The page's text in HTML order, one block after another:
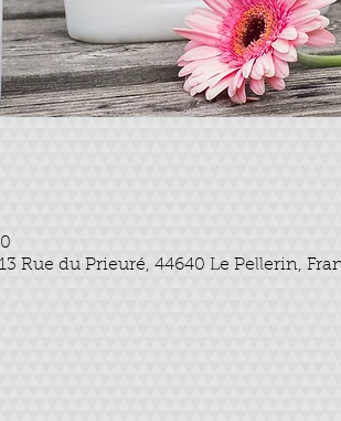
Rue du Prieuré, 44640 Le Pellerin,